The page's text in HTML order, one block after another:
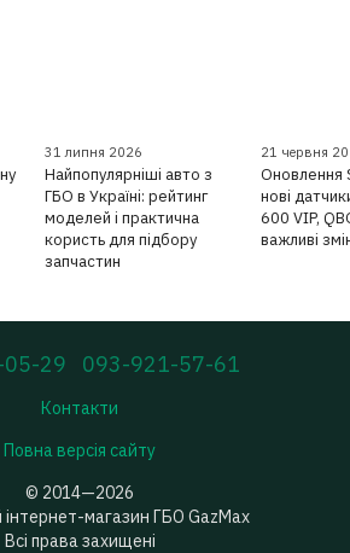
31 липня 2026
Найпопулярніші авто з
ГБО в Україні: рейтинг
моделей і практична
користь для підбору
запчастин
21 червня
Оновлення
нові
600 VIP,
важливі
29 093-921-57-61
Контакти
Повна версія сайту
© 2014—2026
магазин ГБО GazMax
Всі права захищені